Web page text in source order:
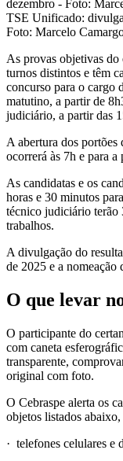
TSE Unificado:
Foto: Marcelo
As provas objetivas
turnos distintos e têm
concurso para o cargo
matutino, a partir de
judiciário, a partir das
A abertura dos
ocorrerá às 7h e para
As candidatas e os
horas e 30 minutos
técnico judiciário terão
trabalhos.
A divulgação do
de 2025 e a nomeação
O que levar
O participante do
com caneta
transparente,
original com foto.
O Cebraspe alerta os
objetos listados
· telefones celulares e